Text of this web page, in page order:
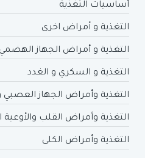
أساسيات التغذية
التغذية و أمراض اخرى
التغذية و أمراض الجهاز الهضمي
التغذية و السكري و الغدد
التغذية وأمراض الجهاز
التغذية وأمراض القلب والأوعية
التغذية وأمراض الكلى